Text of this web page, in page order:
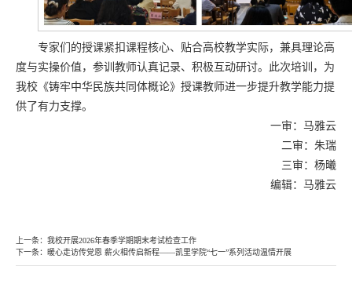
专家们的授课紧扣课程核心、贴合高校教学实际，兼具理论高
度与实操价值，参训教师认真记录、积极互动研讨。此次培训，为
我校《铸牢中华民族共同体概论》授课教师进一步提升教学能力提
供了有力支撑。
一审：马雅云
二审：朱瑞
三审：杨曦
编辑：马雅云
上一条： 我校开展2026年春季学期期末考试检查工作
下一条： 暖心走访传党恩 薪火相传启新程——凯里学院“七一”系列活动温情开展